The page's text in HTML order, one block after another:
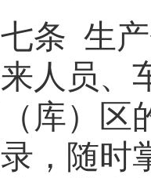
条 生
人员、
库）区
，随时